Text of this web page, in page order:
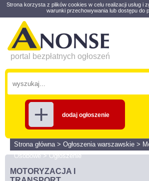
Strona korzysta z plików cookies w celu realizacji usług i
warunki przechowywania lub dostępu do
portal bezpłatnych ogłoszeń
dodaj ogłoszenie
Strona główna> Ogłoszenia warszawskie >
Osobowe>Ogłoszenie
MOTORYZACJA I